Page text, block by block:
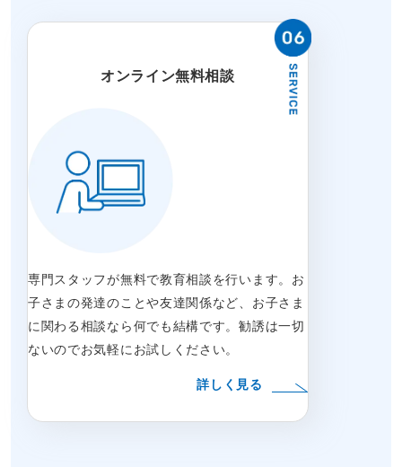
オンライン無料相談
専門スタッフが無料で教育相談を行います。お
子さまの発達のことや友達関係など、お子さま
に関わる相談なら何でも結構です。勧誘は一切
ないのでお気軽にお試しください。
詳しく見る